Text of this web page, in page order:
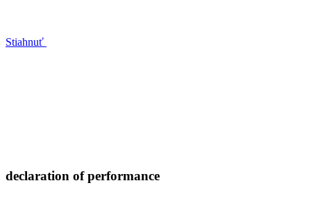
Stiahnuť
declaration of performance